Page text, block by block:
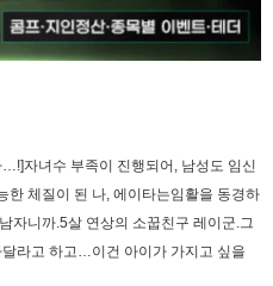
자녀수 부족이 진행되어, 남성도 임신
한 체질이 된 나, 에이타는임활을 동경하
자니까.5살 연상의 소꿉친구 레이군.그
라고 하고…이건 아이가 가지고 싶을